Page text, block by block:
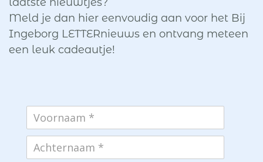
Meld je dan hier eenvoudig aan voor het Bij
Ingeborg LETTERnieuws en ontvang meteen
een leuk cadeautje!